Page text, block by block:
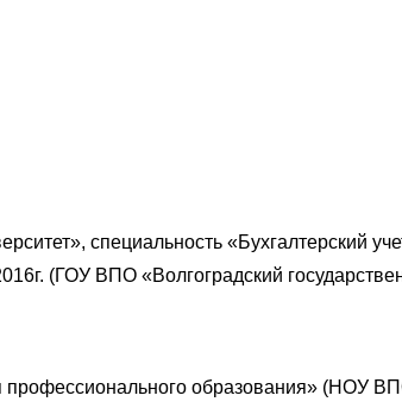
специальность «Бухгалтерский
(ГОУ ВПО «Волгоградский
профессионального образования» (НОУ